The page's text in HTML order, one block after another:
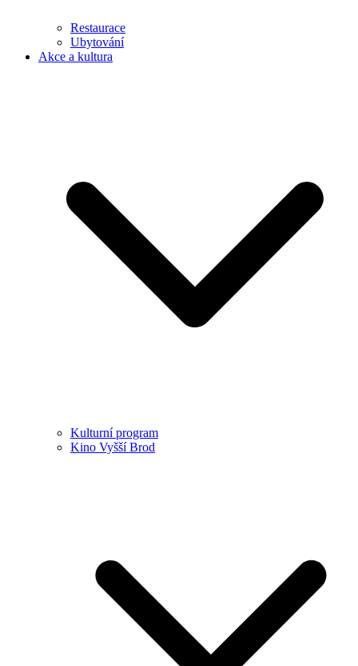
Restaurace
Ubytování
Akce a kultura
Kulturní program
Kino Vyšší Brod